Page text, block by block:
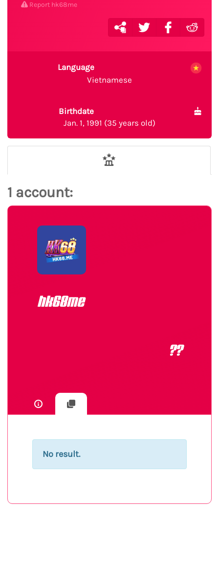
Report hk68me
Language
Vietnamese
Birthdate
Jan. 1, 1991 (35 years old)
1 account:
hk68me
??
No result.